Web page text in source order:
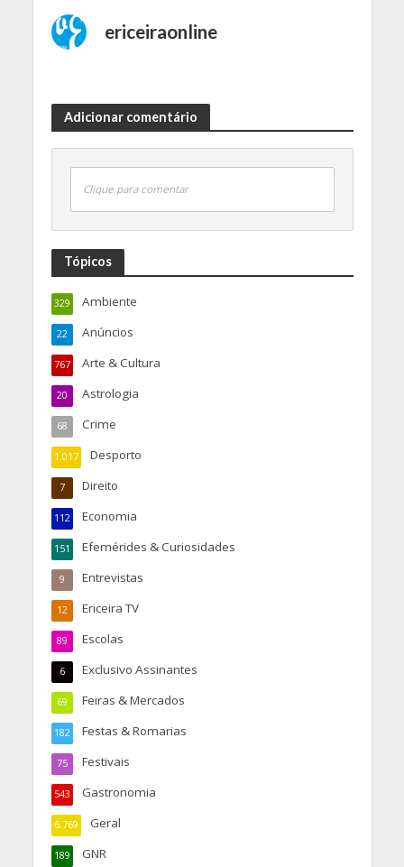
ericeiraonline
Adicionar comentário
Clique para comentar
Tópicos
Ambiente
329
Anúncios
22
Arte & Cultura
767
Astrologia
20
Crime
68
Desporto
1.017
Direito
7
Economia
112
Efemérides & Curiosidades
151
Entrevistas
9
Ericeira TV
12
Escolas
89
Exclusivo Assinantes
6
Feiras & Mercados
69
Festas & Romarias
182
Festivais
75
Gastronomia
543
Geral
6.769
GNR
189